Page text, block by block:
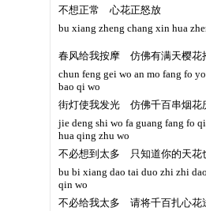
不想正常 心花正怒放
bu xiang zheng chang xin hua
春风给我按摩 仿佛有满天樱花
chun feng gei wo an mo fang fo
bao qi wo
街灯使我发光 仿佛千百串烟花
jie deng shi wo fa guang fang fo
hua qing zhu wo
不必想到太多 只知道你的天花
bu bi xiang dao tai duo zhi zhi
qin wo
不必给我太多 请将千百扎心花